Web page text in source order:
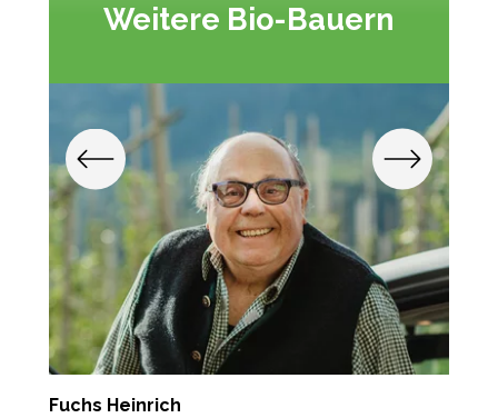
Weitere Bio-Bauern
Fuchs Heinrich